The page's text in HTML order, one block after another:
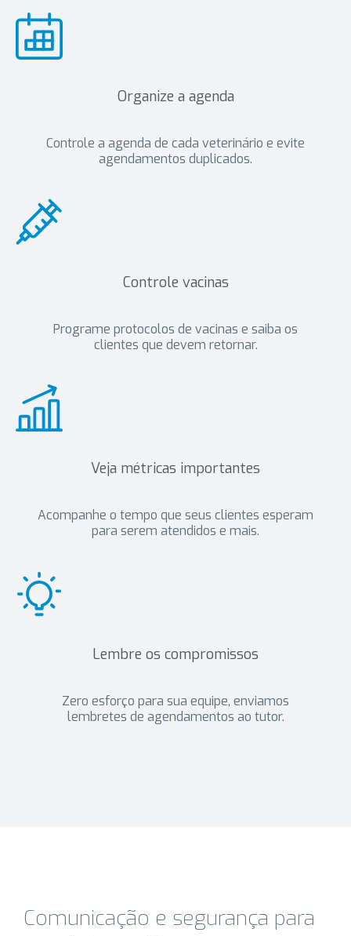
Organize a agenda
Controle a agenda de cada veterinário e evite
agendamentos duplicados.
Controle vacinas
Programe protocolos de vacinas e saiba os
clientes que devem retornar.
Veja métricas importantes
Acompanhe o tempo que seus clientes esperam
para serem atendidos e mais.
Lembre os compromissos
Zero esforço para sua equipe, enviamos
lembretes de agendamentos ao tutor.
Comunicação e segurança para